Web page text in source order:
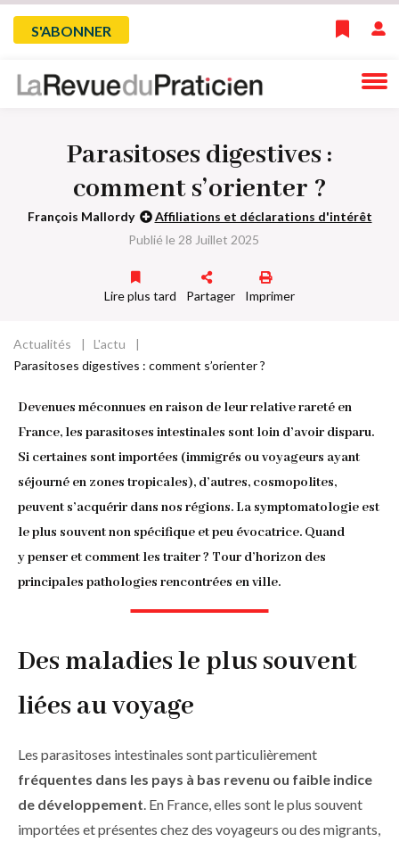
Skip
navigation
Menu
du
l'utilisateur
S'ABONNER
Parasitoses digestives :
comment s’orienter ?
François Mallordy
Affiliations et déclarations d'intérêt
Publié le 28 Juillet 2025
Lire plus tard Partager Imprimer
Fil
d'Ariane
Actualités
L'actu
Parasitoses digestives : comment s’orienter ?
Devenues méconnues en raison de leur relative rareté en
France, les parasitoses intestinales sont loin d’avoir disparu.
Si certaines sont importées (immigrés ou voyageurs ayant
séjourné en zones tropicales), d’autres, cosmopolites,
peuvent s’acquérir dans nos régions. La symptomatologie est
le plus souvent non spécifique et peu évocatrice. Quand
y penser et comment les traiter ? Tour d’horizon des
principales pathologies rencontrées en ville.
Des maladies le plus souvent
liées au voyage
Les parasitoses intestinales sont particulièrement
fréquentes dans les pays à bas revenu ou faible indice
de développement. En France, elles sont le plus souvent
importées et présentes chez des voyageurs ou des migrants,